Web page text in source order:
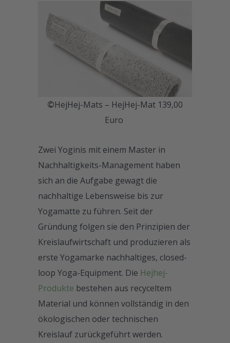
©HejHej-Mats – HejHej-Mat 139,00
Euro
Zwei Yoginis mit einem Master in
Nachhaltigkeits-Management haben
sich an die Aufgabe gewagt die
nachhaltige Lebensweise bis zur
Yogamatte zu führen. Seit der
Gründung folgen sie den Prinzipien der
Kreislaufwirtschaft und produzieren als
erste Yogamarke nachhaltiges, closed-
loop Yoga-Equipment. Die Hejhej-
Produkte bestehen aus recyceltem
Material und können vollständig in den
ökologischen oder technischen
Kreislauf zurückgeführt werden.